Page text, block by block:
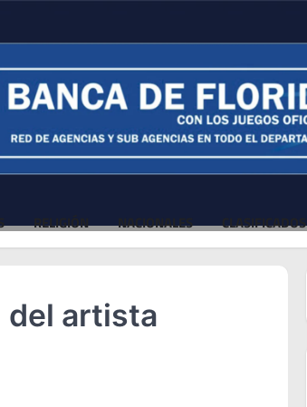
RELIGIÓN NACIONALES CLASIFICADOS
del artista